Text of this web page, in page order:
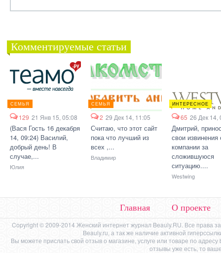
Комментируемые статьи
СЕМЬЯ
129 21 Янв 15, 05:08
(Вася Гость 16 декабря
14, 09:24) Василий,
добрый день! В
случае,...
Юлия
СЕМЬЯ
2 29 Дек 14, 11:05
Считаю, что этот сайт
пока что лучший из
всех ,...
Владимир
ИНТЕРЕСНОЕ
65 26 Дек 14,
Дмитрий,
свои извинения
компании за
сложившуюся
ситуацию....
Westwing
Главная О проекте
Copyright © 2009-2014 Женский интернет журнал Beauly.RU. Все права
Beauly.ru, а так же наличие активной
Вы можете прислать свой отзыв о магазине, услуге или товаре по адресу
отзывы уже есть, то